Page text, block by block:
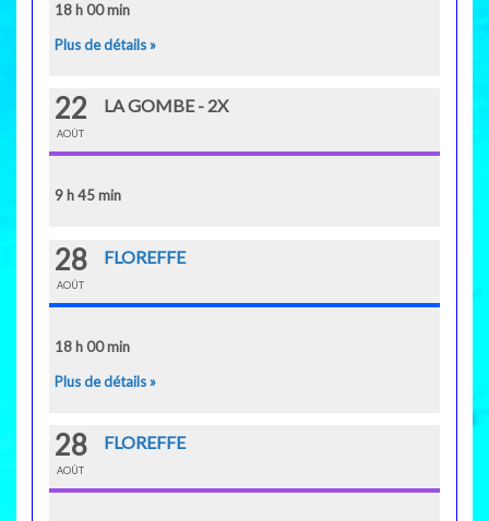
18 h 00 min
Plus de détails »
22
AOÛT
LA GOMBE - 2X
9 h 45 min
28
AOÛT
FLOREFFE
18 h 00 min
Plus de détails »
28
AOÛT
FLOREFFE